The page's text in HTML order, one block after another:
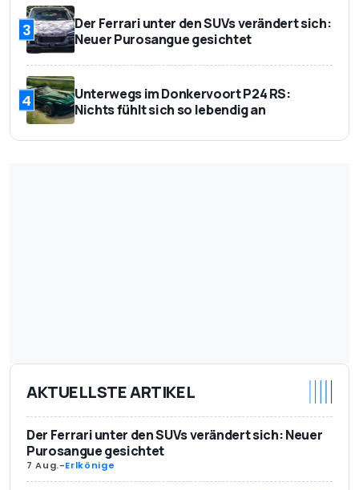
3
Der Ferrari unter den SUVs verändert sich:
Neuer Purosangue gesichtet
4
Unterwegs im Donkervoort P24 RS:
Nichts fühlt sich so lebendig an
AKTUELLSTE ARTIKEL
Der Ferrari unter den SUVs verändert sich: Neuer
Purosangue gesichtet
7 Aug.-Erlkönige